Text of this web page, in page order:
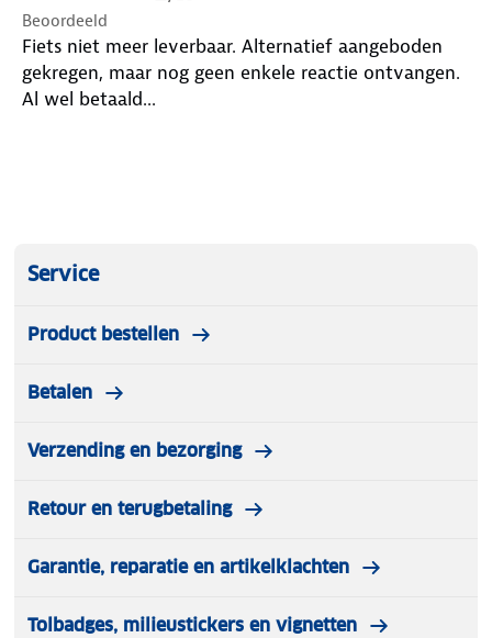
van FSNplus. Bij aankoop van de fiets krijg je de
contactgegevens mee. FSNplus heeft een landelijk
dekkend netwerk van vaste en mobiele
fietsreparateurs. Er is er altijd een bij je in de buurt.
Beoordeeld
Fiets niet meer leverbaar. Alternatief aangeboden
gekregen, maar nog geen enkele reactie ontvangen.
Al wel betaald...
Service
Product bestellen
Betalen
Verzending en bezorging
Retour en terugbetaling
Garantie, reparatie en artikelklachten
Tolbadges, milieustickers en vignetten